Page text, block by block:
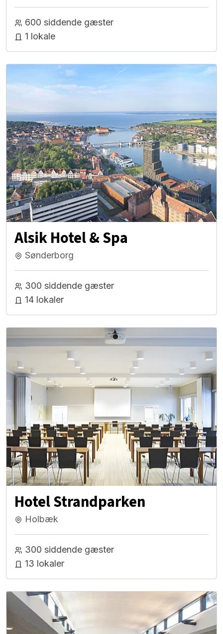
600 siddende gæster
1 lokale
Alsik Hotel & Spa
Sønderborg
300 siddende gæster
14 lokaler
Hotel Strandparken
Holbæk
300 siddende gæster
13 lokaler